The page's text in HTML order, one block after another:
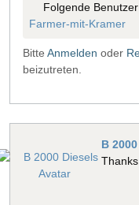
Folgende
Farmer-mit-Kramer
Bitte Anmelden oder
beizutreten.
B